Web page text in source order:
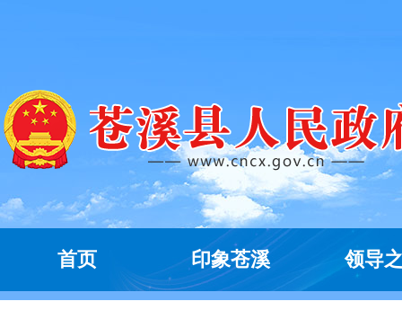
首页 印象苍溪 领导